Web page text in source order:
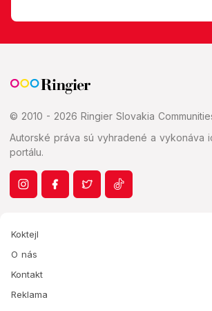
© 2010 - 2026 Ringier Slovakia
Autorské práva sú vyhradené a vykonáva
portálu.
Koktejl
O nás
Kontakt
Reklama